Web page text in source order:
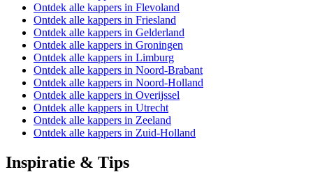
Ontdek alle kappers in Flevoland
Ontdek alle kappers in Friesland
Ontdek alle kappers in Gelderland
Ontdek alle kappers in Groningen
Ontdek alle kappers in Limburg
Ontdek alle kappers in Noord-Brabant
Ontdek alle kappers in Noord-Holland
Ontdek alle kappers in Overijssel
Ontdek alle kappers in Utrecht
Ontdek alle kappers in Zeeland
Ontdek alle kappers in Zuid-Holland
Inspiratie & Tips